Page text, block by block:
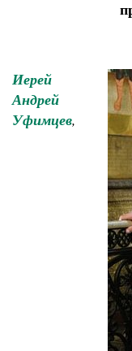
Иерей
Андрей
Уфимцев,